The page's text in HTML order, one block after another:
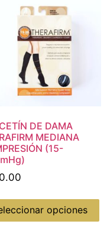
DE DAMA
MEDIANA
(15-
opciones